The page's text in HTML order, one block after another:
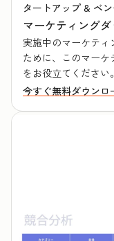
タートアップ & ベ
マーケティング
実施中のマーケテ
ために、このマー
をお役立てください。
今すぐ無料ダウンロ